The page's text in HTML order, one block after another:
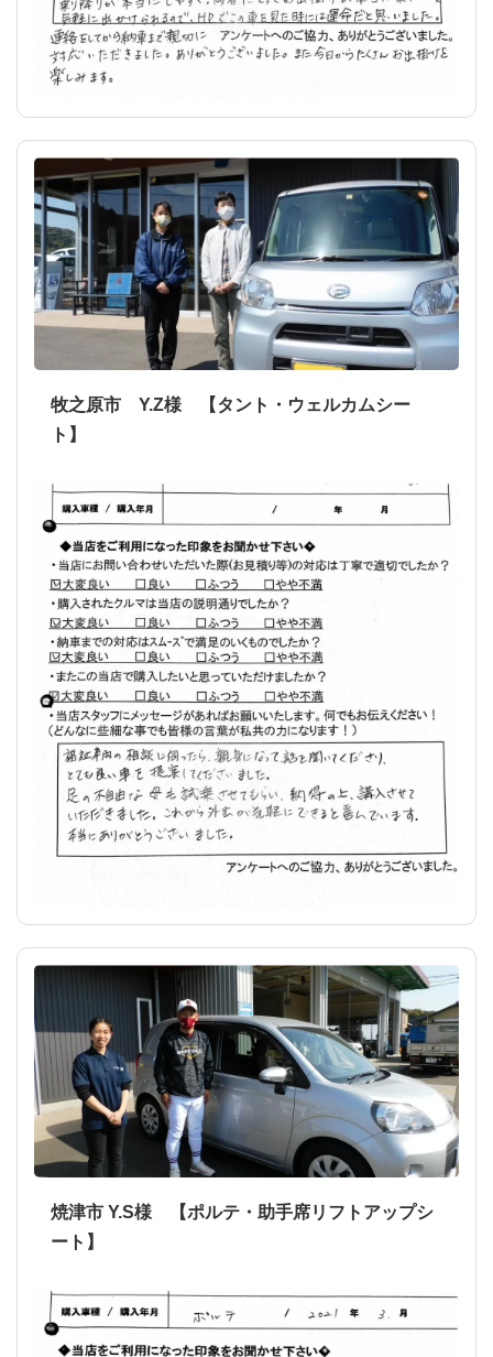
牧之原市 Y.Z様 【タント・ウェルカムシー
ト】
焼津市 Y.S様 【ポルテ・助手席リフトアップシ
ート】